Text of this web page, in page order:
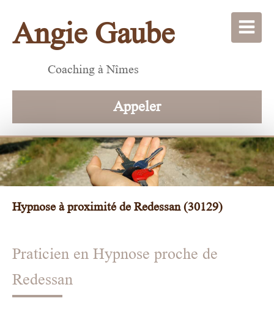
Angie Gaube
Coaching à Nîmes
Appeler
Hypnose à proximité de Redessan (30129)
Praticien en Hypnose proche de
Redessan